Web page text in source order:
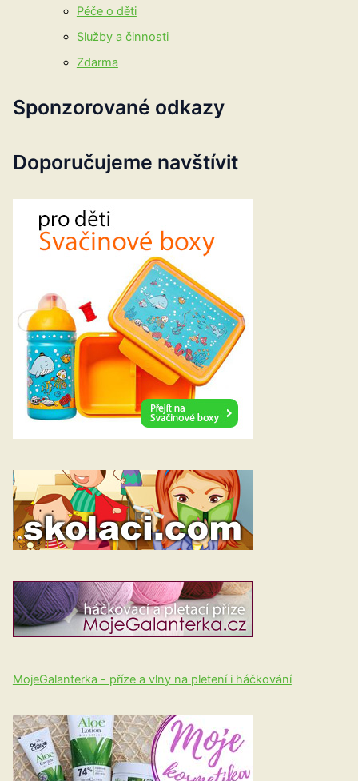
Péče o děti
Služby a činnosti
Zdarma
Sponzorované odkazy
Doporučujeme navštívit
MojeGalanterka - příze a vlny na pletení i háčkování